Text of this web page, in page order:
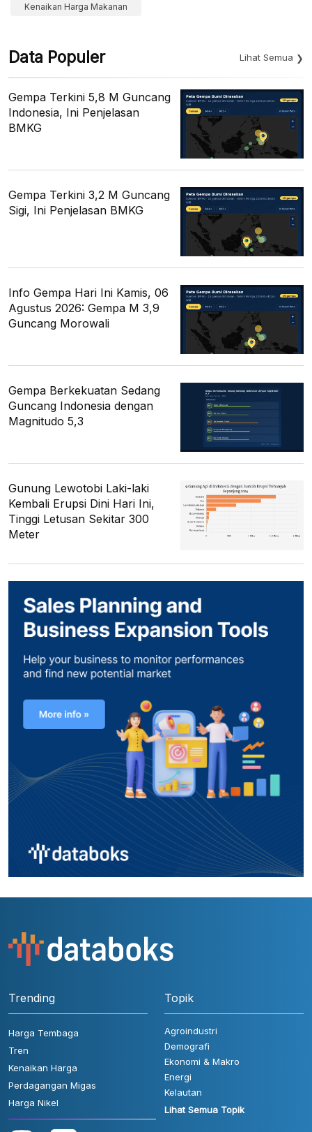
Kenaikan Harga Makanan
Data Populer Lihat Semua
Gempa Terkini 5,8 M Guncang
Indonesia, Ini Penjelasan
BMKG
Gempa Terkini 3,2 M Guncang
Sigi, Ini Penjelasan BMKG
Info Gempa Hari Ini Kamis, 06
Agustus 2026: Gempa M 3,9
Guncang Morowali
Gempa Berkekuatan Sedang
Guncang Indonesia dengan
Magnitudo 5,3
Gunung Lewotobi Laki-laki
Kembali Erupsi Dini Hari Ini,
Tinggi Letusan Sekitar 300
Meter
Trending
Harga Tembaga
Tren
Kenaikan Harga
Perdagangan Migas
Harga Nikel
Topik
Agroindustri
Demografi
Ekonomi & Makro
Energi
Kelautan
Lihat Semua Topik